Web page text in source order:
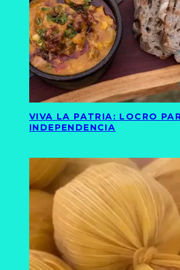
VIVA LA PATRIA: LOCRO
INDEPENDENCIA